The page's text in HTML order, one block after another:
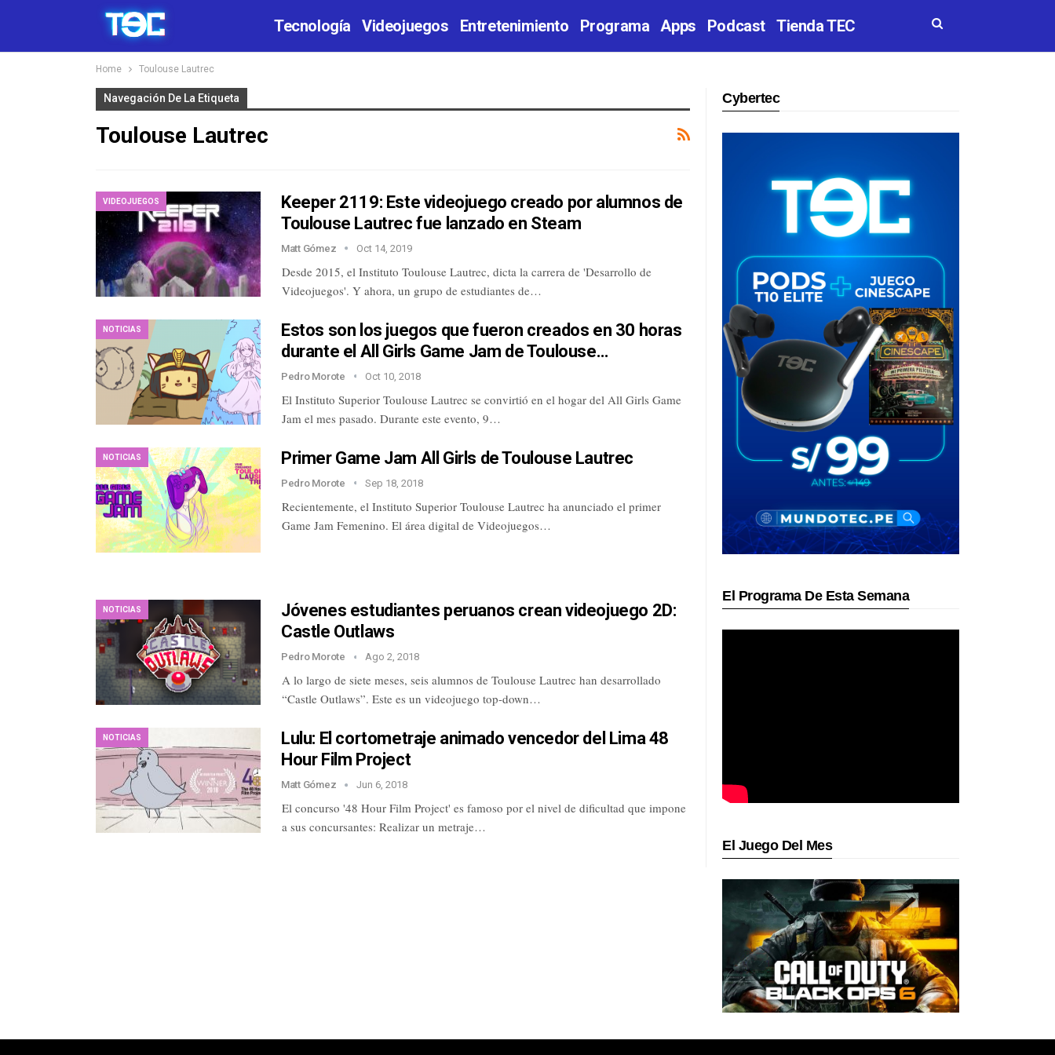
Tecnología Videojuegos Entretenimiento Programa Apps Podcast Tienda TEC
Home Toulouse Lautrec
Navegación De La Etiqueta
Toulouse Lautrec
VIDEOJUEGOS
Keeper 2119: Este videojuego creado por alumnos de
Toulouse Lautrec fue lanzado en Steam
Matt Gómez Oct 14, 2019
Desde 2015, el Instituto Toulouse Lautrec, dicta la carrera de 'Desarrollo de
Videojuegos'. Y ahora, un grupo de estudiantes de…
NOTICIAS
Estos son los juegos que fueron creados en 30 horas
durante el All Girls Game Jam de Toulouse…
Pedro Morote Oct 10, 2018
El Instituto Superior Toulouse Lautrec se convirtió en el hogar del All Girls Game
Jam el mes pasado. Durante este evento, 9…
NOTICIAS Primer Game Jam All Girls de Toulouse Lautrec
Pedro Morote Sep 18, 2018
Recientemente, el Instituto Superior Toulouse Lautrec ha anunciado el primer
Game Jam Femenino. El área digital de Videojuegos…
NOTICIAS
Jóvenes estudiantes peruanos crean videojuego 2D:
Castle Outlaws
Pedro Morote Ago 2, 2018
A lo largo de siete meses, seis alumnos de Toulouse Lautrec han desarrollado
“Castle Outlaws”. Este es un videojuego top-down…
NOTICIAS
Lulu: El cortometraje animado vencedor del Lima 48
Hour Film Project
Matt Gómez Jun 6, 2018
El concurso '48 Hour Film Project' es famoso por el nivel de dificultad que impone
a sus concursantes: Realizar un metraje…
Cybertec
El Programa De Esta Semana
El Juego Del Mes